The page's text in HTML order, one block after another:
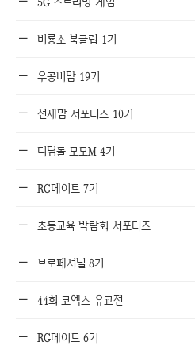
비룡소 북클럽 1기
우공비맘 19기
천재맘 서포터즈 10기
디딤돌 모모M 4기
RG메이트 7기
초등교육 박람회 서포터즈
브로페셔널 8기
44회 코엑스 유교전
RG메이트 6기